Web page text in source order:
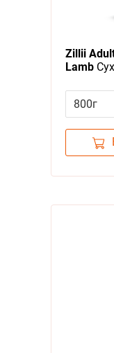
Zillii
Lamb
Индейка
800г